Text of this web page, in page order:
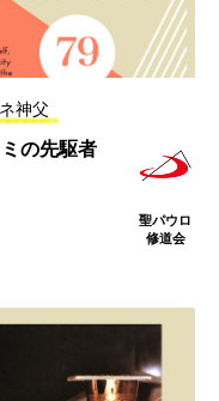
神父
の先駆者
聖パウロ
修道会